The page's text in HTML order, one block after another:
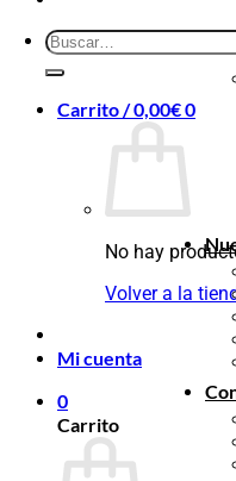
Carrito /0,00€0
No hay
Volver a la
Mi cuenta
0
Carrito